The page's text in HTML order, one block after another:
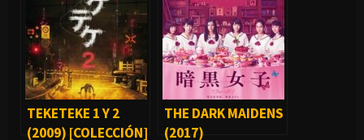
TEKETEKE 1 Y 2
(2009) [COLECCIÓN]
THE DARK MAIDENS
(2017)